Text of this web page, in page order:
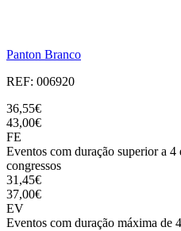
Panton Branco
REF: 006920
36,55€
43,00€
FE
Eventos com duração superior a
congressos
31,45€
37,00€
EV
Eventos com duração máxima de